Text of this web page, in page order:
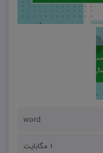
word
1 مگابایت